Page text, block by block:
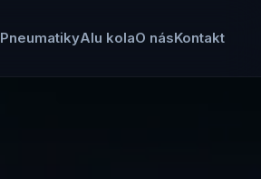
PneumatikyAlu kolaO násKontakt